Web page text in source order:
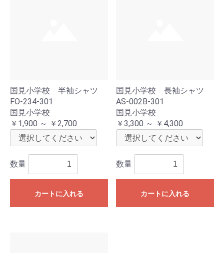
国見小学校 半袖シャツ
FO-234-301
国見小学校
￥1,900 ～ ￥2,700
数量
カートに入れる
国見小学校 長袖シャツ
AS-002B-301
国見小学校
￥3,300 ～ ￥4,300
数量
カートに入れる